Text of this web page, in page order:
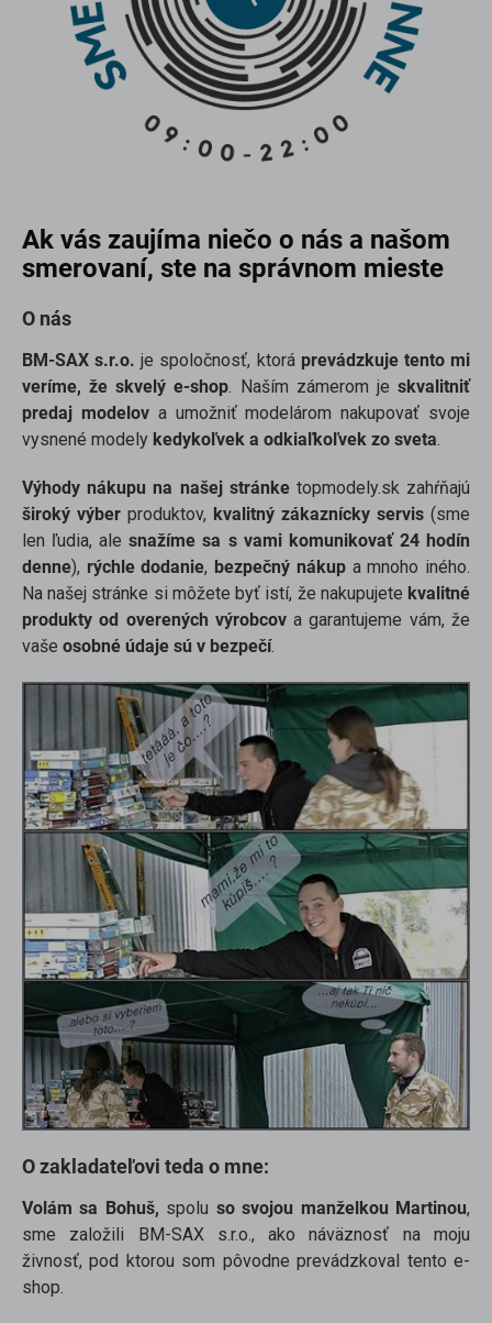
Ak vás zaujíma niečo o nás a našom
smerovaní, ste na správnom mieste
O nás
BM-SAX s.r.o. je spoločnosť, ktorá prevádzkuje tento mi
veríme, že skvelý e-shop. Naším zámerom jeskvalitniť
predaj modelova umožniť modelárom nakupovať svoje
vysnené modely kedykoľvek a odkiaľkoľvek zo sveta.
Výhody nákupu na našej stránketopmodely.sk zahŕňajú
široký výber produktov, kvalitný zákaznícky servis (sme
len ľudia, alesnažíme sa s vami komunikovať 24 hodín
denne), rýchle dodanie, bezpečný nákupa mnoho iného.
Na našej stránke si môžete byť istí, že nakupujete kvalitné
produkty od overených výrobcova garantujeme vám, že
vaše osobné údaje sú v bezpečí.
O zakladateľovi teda o mne:
Volám sa Bohuš, spolu so svojou manželkou Martinou,
sme založili BM-SAX s.r.o., ako náväznosť na moju
živnosť, pod ktorou som pôvodne prevádzkoval tento e-
shop.